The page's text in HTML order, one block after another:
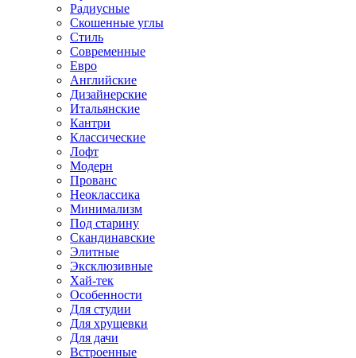
Радиусные
Скошенные углы
Стиль
Современные
Евро
Английские
Дизайнерские
Итальянские
Кантри
Классические
Лофт
Модерн
Прованс
Неоклассика
Минимализм
Под старину
Скандинавские
Элитные
Эксклюзивные
Хай-тек
Особенности
Для студии
Для хрущевки
Для дачи
Встроенные